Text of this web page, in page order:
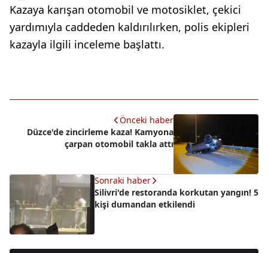
Kazaya karışan otomobil ve motosiklet, çekici
yardımıyla caddeden kaldırılırken, polis ekipleri
kazayla ilgili inceleme başlattı.
Önceki haber
Düzce'de zincirleme kaza! Kamyona
çarpan otomobil takla attı
Sonraki haber
Silivri'de restoranda korkutan yangın! 5
kişi dumandan etkilendi